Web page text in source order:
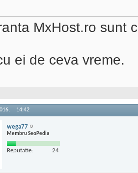
MxHost.ro sunt
ei de ceva vreme.
14:42
wega77
Membru SeoPedia
Reputatie: 24